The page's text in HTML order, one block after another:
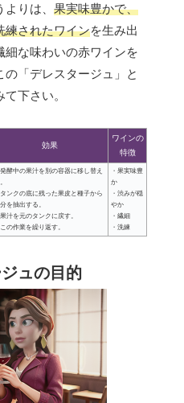
りは、 果実味豊かで、
練されたワインを生み出
な味わいの赤ワインを
「デレスタージュ」と
下さい。
効果
ワインの
特徴
発酵中の果汁を別の容器に移し替え
タンクの底に残った果皮と種子から
を抽出する。
果汁を元のタンクに戻す。
この作業を繰り返す。
・果実味豊
か
・渋みが穏
やか
・繊細
・洗練
ュの目的